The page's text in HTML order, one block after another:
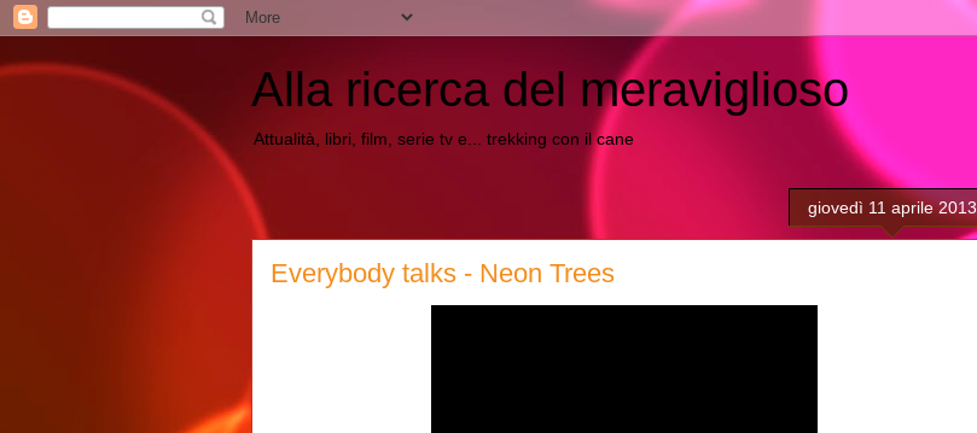
Alla ricerca del meraviglioso
Attualità, libri, film, serie tv e... trekking con il cane
giovedì 11 aprile 2013
Everybody talks - Neon Trees